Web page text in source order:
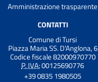
Amministrazione trasparente
CONTATTI
Comune di Tursi
Piazza Maria SS. D'Anglona, 6
Codice fiscale 82000970770
P. IVA:00125690776
+39 0835 1980505